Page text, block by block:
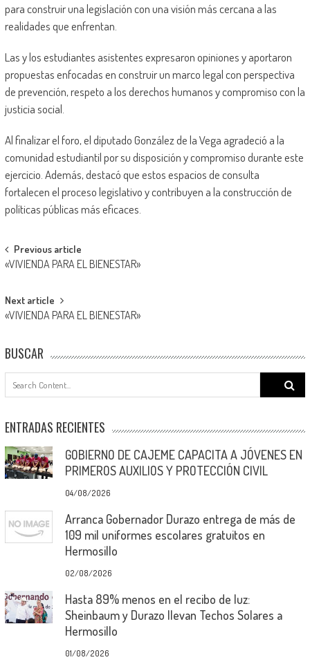
para construir una legislación con una visión más cercana a las
realidades que enfrentan.
Las y los estudiantes asistentes expresaron opiniones y aportaron
propuestas enfocadas en construir un marco legal con perspectiva
de prevención, respeto a los derechos humanos y compromiso con la
justicia social.
Al finalizar el foro, el diputado González de la Vega agradeció a la
comunidad estudiantil por su disposición y compromiso durante este
ejercicio. Además, destacó que estos espacios de consulta
fortalecen el proceso legislativo y contribuyen a la construcción de
políticas públicas más eficaces.
Post
navigation
Previous article
«VIVIENDA PARA EL BIENESTAR»
Next article
«VIVIENDA PARA EL BIENESTAR»
BUSCAR
Search
for:
ENTRADAS RECIENTES
GOBIERNO DE CAJEME CAPACITA A JÓVENES EN
PRIMEROS AUXILIOS Y PROTECCIÓN CIVIL
04/08/2026
Arranca Gobernador Durazo entrega de más de
109 mil uniformes escolares gratuitos en
Hermosillo
02/08/2026
Hasta 89% menos en el recibo de luz:
Sheinbaum y Durazo llevan Techos Solares a
Hermosillo
01/08/2026